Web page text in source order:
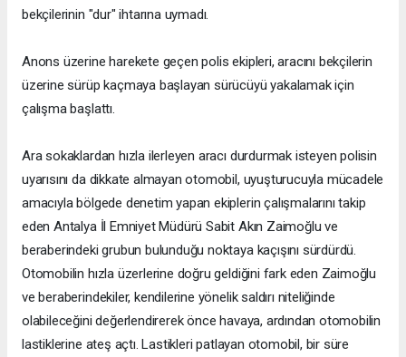
bekçilerinin "dur" ihtarına uymadı.
Anons üzerine harekete geçen polis ekipleri, aracını bekçilerin
üzerine sürüp kaçmaya başlayan sürücüyü yakalamak için
çalışma başlattı.
Ara sokaklardan hızla ilerleyen aracı durdurmak isteyen polisin
uyarısını da dikkate almayan otomobil, uyuşturucuyla mücadele
amacıyla bölgede denetim yapan ekiplerin çalışmalarını takip
eden Antalya İl Emniyet Müdürü Sabit Akın Zaimoğlu ve
beraberindeki grubun bulunduğu noktaya kaçışını sürdürdü.
Otomobilin hızla üzerlerine doğru geldiğini fark eden Zaimoğlu
ve beraberindekiler, kendilerine yönelik saldırı niteliğinde
olabileceğini değerlendirerek önce havaya, ardından otomobilin
lastiklerine ateş açtı. Lastikleri patlayan otomobil, bir süre